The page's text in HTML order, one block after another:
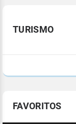
TURISMO
FAVORITOS